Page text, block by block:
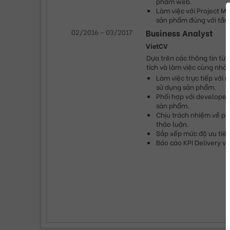
Làm việc với Project
sản phẩm đúng với
02/2016 - 03/2017 Business Analyst
VietCV
Dựa trên các thông tin từ
tích và làm việc cùng
Làm việc trực tiếp với
sử dụng sản phẩm.
Phối hợp với
sản phẩm.
Chịu trách nhiệm về
thảo luận.
Sắp xếp mức độ ưu
Báo cáo KPI Delivery